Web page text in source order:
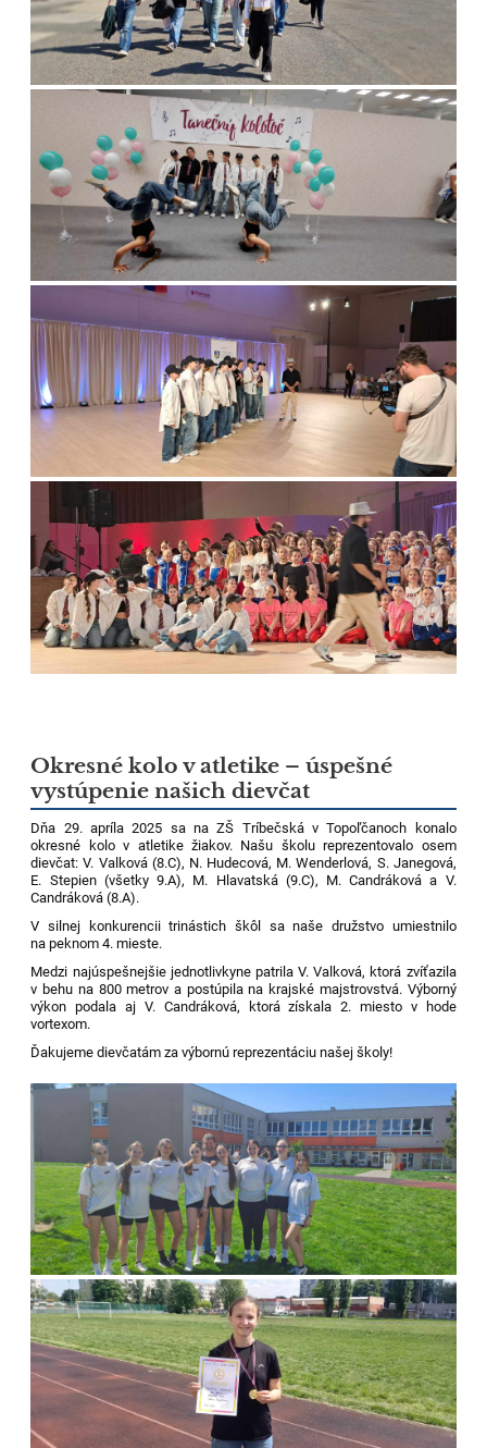
Okresné kolo v atletike – úspešné
vystúpenie našich dievčat
Dňa 29. apríla 2025 sa na ZŠ Tríbečská v Topoľčanoch konalo
okresné kolo v atletike žiakov. Našu školu reprezentovalo osem
dievčat: V. Valková (8.C), N. Hudecová, M. Wenderlová, S. Janegová,
E. Stepien (všetky 9.A), M. Hlavatská (9.C), M. Candráková a V.
Candráková (8.A).
V silnej konkurencii trinástich škôl sa naše družstvo umiestnilo
na peknom 4. mieste.
Medzi najúspešnejšie jednotlivkyne patrila V. Valková, ktorá zvíťazila
v behu na 800 metrov a postúpila na krajské majstrovstvá. Výborný
výkon podala aj V. Candráková, ktorá získala 2. miesto v hode
vortexom.
Ďakujeme dievčatám za výbornú reprezentáciu našej školy!